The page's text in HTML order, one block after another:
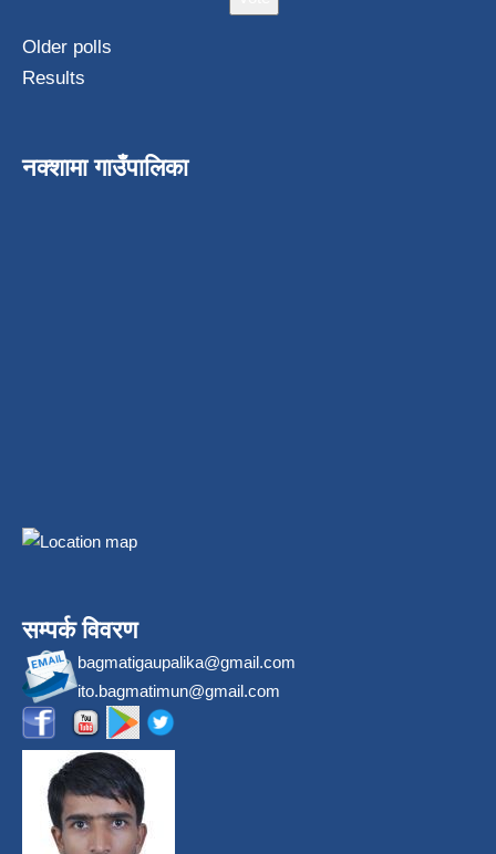
Older polls
Results
नक्शामा गाउँपालिका
सम्पर्क विवरण
bagmatigaupalika@gmail.com
ito.bagmatimun@gmail.com